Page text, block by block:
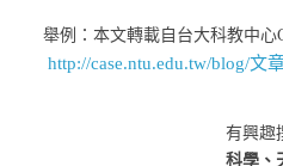
舉例：本文轉載自台大科教中心
http://case.ntu.edu.tw/blog/文
有興趣
科學、